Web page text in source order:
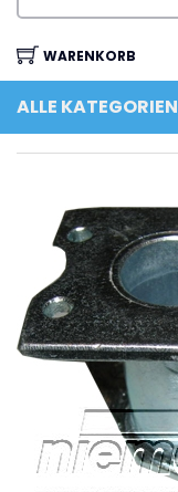
WARENKORB
ALLE KATEGORIEN